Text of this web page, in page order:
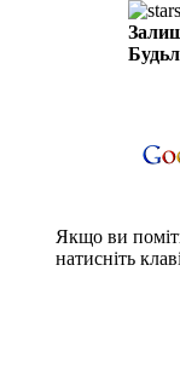
Якщо ви
натисніть